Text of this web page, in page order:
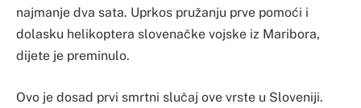
najmanje dva sata. Uprkos pružanju prve pomoći i
dolasku helikoptera slovenačke vojske iz Maribora,
dijete je preminulo.
Ovo je dosad prvi smrtni slučaj ove vrste u Sloveniji.